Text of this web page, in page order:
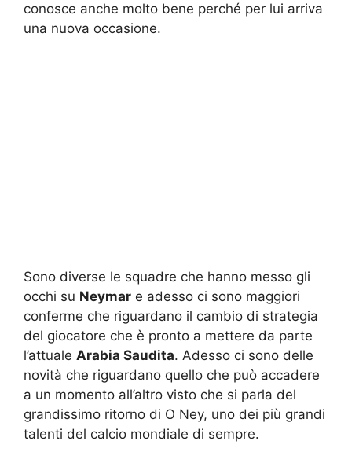
conosce anche molto bene perché per lui arriva
una nuova occasione.
Sono diverse le squadre che hanno messo gli
occhi su Neymar e adesso ci sono maggiori
conferme che riguardano il cambio di strategia
del giocatore che è pronto a mettere da parte
l’attuale Arabia Saudita. Adesso ci sono delle
novità che riguardano quello che può accadere
a un momento all’altro visto che si parla del
grandissimo ritorno di O Ney, uno dei più grandi
talenti del calcio mondiale di sempre.